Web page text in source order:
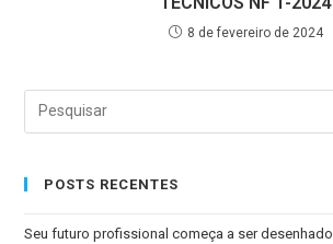
8 de fevereiro de 2024
POSTS RECENTES
Seu futuro profissional começa a ser